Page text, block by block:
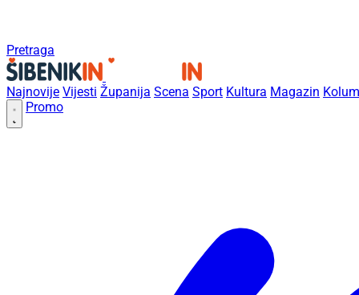
Pretraga
Najnovije Vijesti Županija Scena Sport Kultura Magazin
Promo